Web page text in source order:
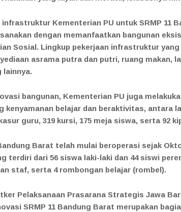
infrastruktur Kementerian PU untuk SRMP 11
dengan memanfaatkan bangunan
Sosial. Lingkup pekerjaan infrastruktur
asrama putra dan putri, ruang makan,
lainnya.
bangunan, Kementerian PU juga
kenyamanan belajar dan beraktivitas, antara
guru, 319 kursi, 175 meja siswa, serta 92
Barat telah mulai beroperasi sejak
terdiri dari 56 siswa laki-laki dan 44 siswi
staf, serta 4 rombongan belajar (rombel).
Pelaksanaan Prasarana Strategis Jawa
SRMP 11 Bandung Barat merupakan